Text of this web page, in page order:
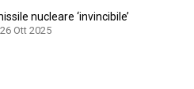
nucleare ‘invincibile’
26 Ott 2025